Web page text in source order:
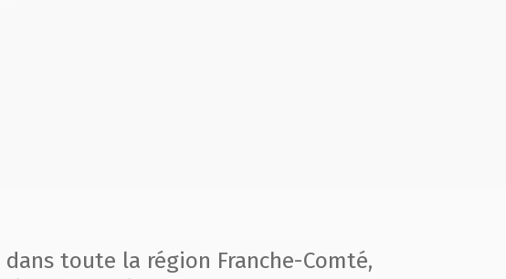
dans toute la région Franche-Comté,